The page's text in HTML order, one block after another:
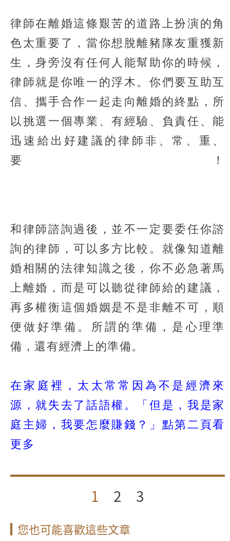
律師在離婚這條艱苦的道路上扮演的角
色太重要了，當你想脫離豬隊友重獲新
生，身旁沒有任何人能幫助你的時候，
律師就是你唯一的浮木。你們要互助互
信、攜手合作一起走向離婚的終點，所
以挑選一個專業、有經驗、負責任、能
迅速給出好建議的律師非、常、重、
要！
和律師諮詢過後，並不一定要委任你諮
詢的律師，可以多方比較。就像知道離
婚相關的法律知識之後，你不必急著馬
上離婚，而是可以聽從律師給的建議，
再多權衡這個婚姻是不是非離不可，順
便做好準備。所謂的準備，是心理準
備，還有經濟上的準備。
在家庭裡，太太常常因為不是經濟來
源，就失去了話語權。「但是，我是家
庭主婦，我要怎麼賺錢？」點第二頁看
更多
1 2 3
您也可能喜歡這些文章